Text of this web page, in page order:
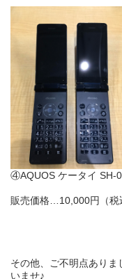
④AQUOS ケータイ SH-
販売価格…10,000円（税
その他、ご不明点ありま
いませ♪